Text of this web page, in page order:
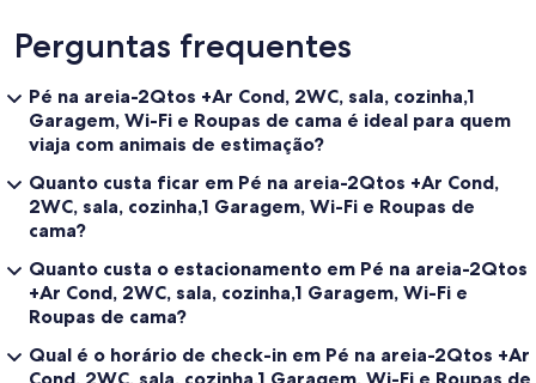
Perguntas frequentes
Pé na areia-2Qtos +Ar Cond, 2WC, sala, cozinha,1
Garagem, Wi-Fi e Roupas de cama é ideal para quem
viaja com animais de estimação?
Quanto custa ficar em Pé na areia-2Qtos +Ar Cond,
2WC, sala, cozinha,1 Garagem, Wi-Fi e Roupas de
cama?
Quanto custa o estacionamento em Pé na areia-2Qtos
+Ar Cond, 2WC, sala, cozinha,1 Garagem, Wi-Fi e
Roupas de cama?
Qual é o horário de check-in em Pé na areia-2Qtos +Ar